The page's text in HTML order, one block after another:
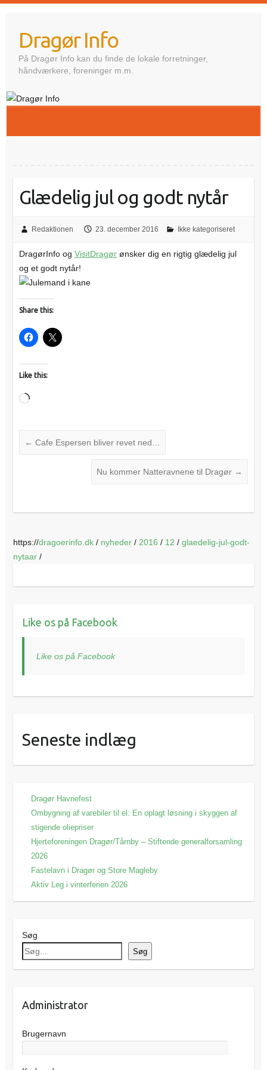
Dragør Info
På Dragør Info kan du finde de lokale forretninger,
håndværkere, foreninger m.m.
Glædelig jul og godt nytår
Redaktionen 23. december 2016 Ikke kategoriseret
DragørInfo og VisitDragørønsker dig en rigtig glædelig jul
og et godt nytår!
Share this:
Like this:
Loading…
← Cafe Espersen bliver revet ned…
Nu kommer Natteravnene til Dragør →
https://dragoerinfo.dk/ nyheder/ 2016 / 12 / glaedelig-jul-godt-
nytaar/
Like os på Facebook
Like os på Facebook
Seneste indlæg
Dragør Havnefest
Ombygning af varebiler til el: En oplagt løsning i skyggen af
stigende oliepriser
Hjerteforeningen Dragør/Tårnby – Stiftende generalforsamling
2026
Fastelavn i Dragør og Store Magleby
Aktiv Leg i vinterferien 2026
Søg
Søg
Administrator
Brugernavn